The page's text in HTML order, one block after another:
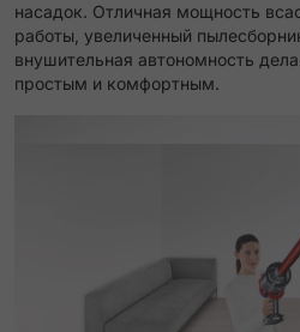
насадок. Отличная мощность
работы, увеличенный
внушительная автономность
простым и комфортным.